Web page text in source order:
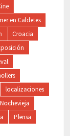
en Caldetes
Croacia
localizaciones
Nochevieja
Plensa